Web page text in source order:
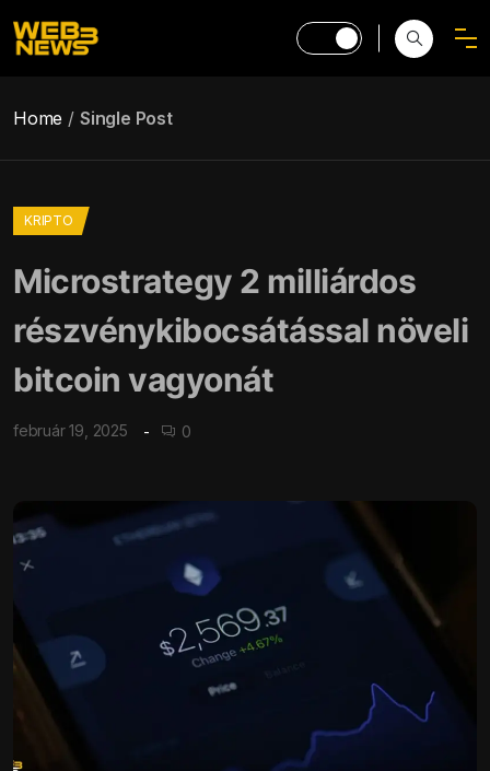
Home Single Post
KRIPTO
Microstrategy 2 milliárdos
részvénykibocsátással növeli
bitcoin vagyonát
február 19, 2025 0